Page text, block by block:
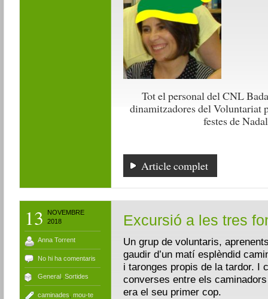
Tot el personal del CNL
dinamitzadores del Voluntariat
festes de
Article complet
13
NOVEMBRE
2018
Anna Torrent
No hi ha comentaris
General, Sortides
caminades mou-te
Excursió a les tres
Un grup de voluntaris,
gaudir d’un matí esplèndid
i taronges propis de la tardor. I
converses entre els
era el seu primer cop.